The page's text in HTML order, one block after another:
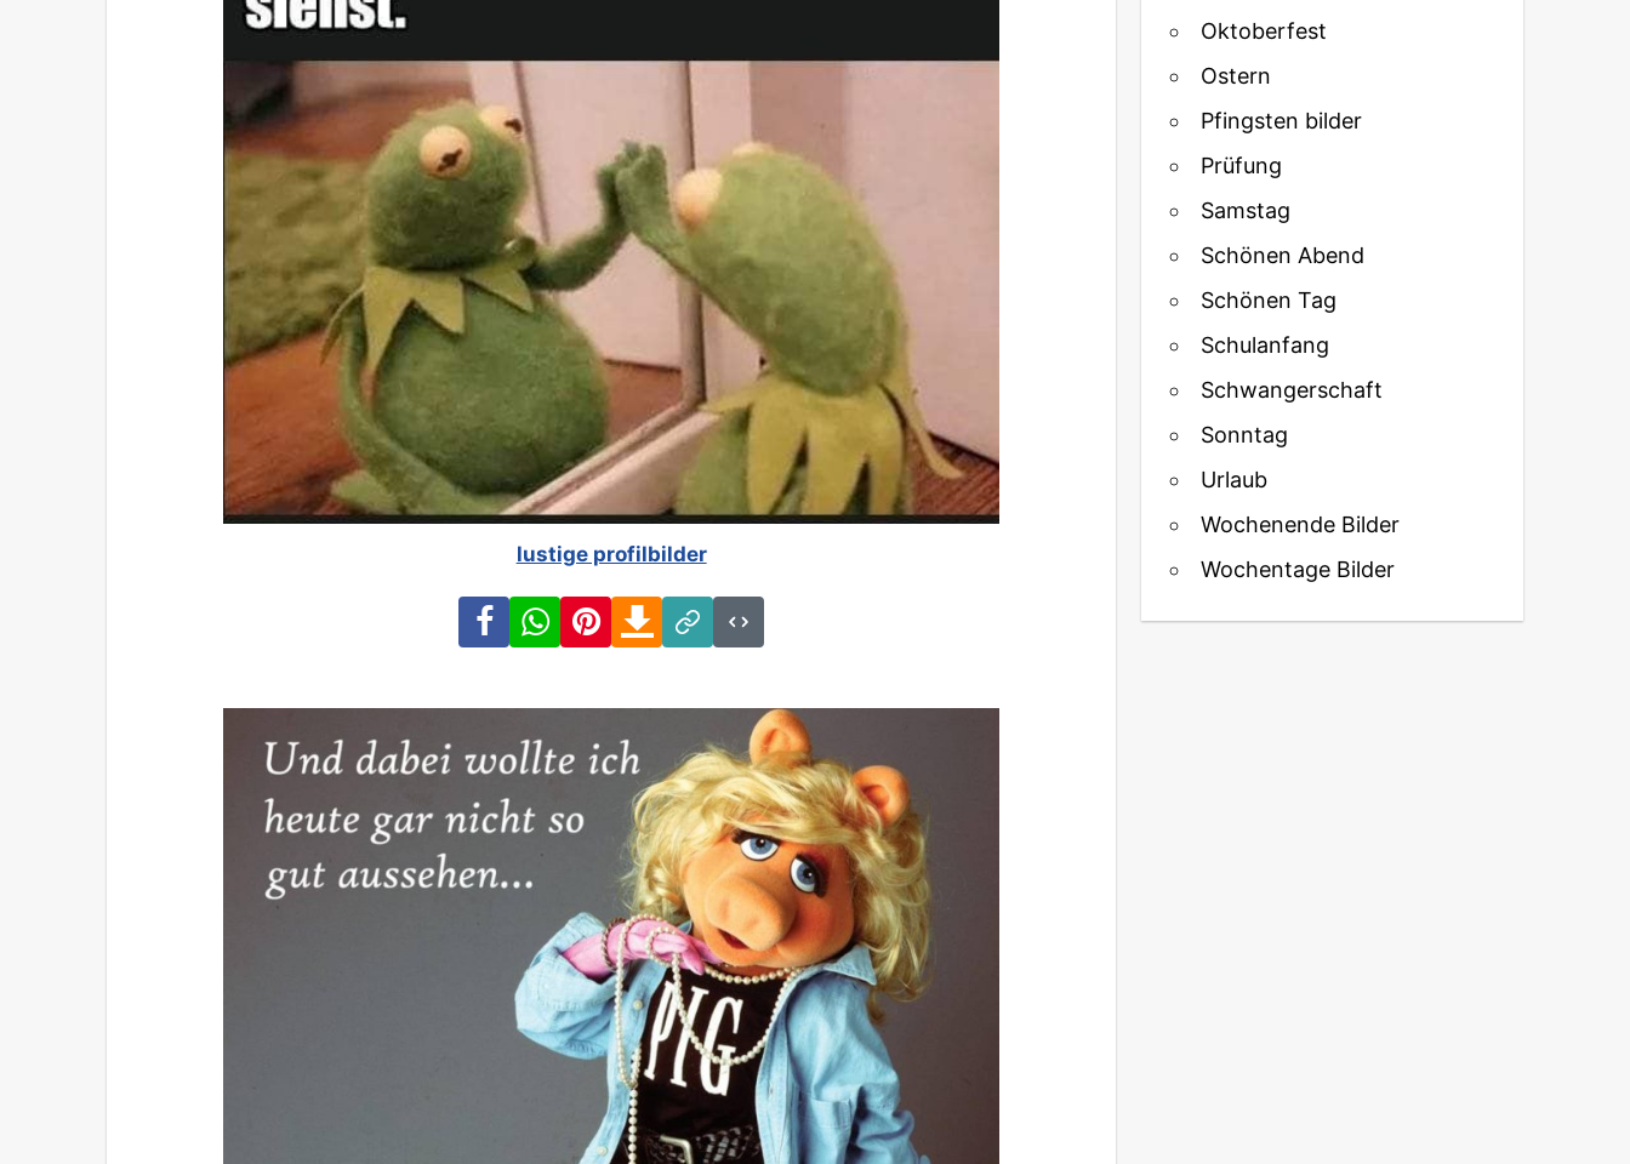
lustige profilbilder
FacebookWhatsAppPinterestDownload
Link
Oktoberfest
Ostern
Pfingsten bilder
Prüfung
Samstag
Schönen Abend
Schönen Tag
Schulanfang
Schwangerschaft
Sonntag
Urlaub
Wochenende Bilder
Wochentage Bilder